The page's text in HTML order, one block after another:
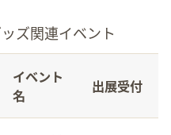
ズ関連イベント
イベント
名
出展受付